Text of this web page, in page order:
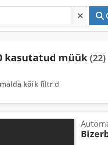
kasutatud müük (22)
kõik filtrid